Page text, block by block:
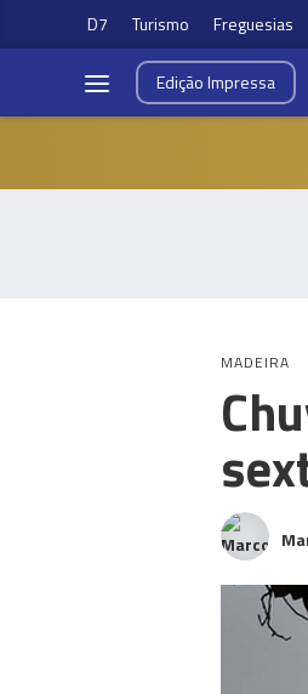
D7 Turismo Freguesias
EdiçãoImpressa
MADEIRA